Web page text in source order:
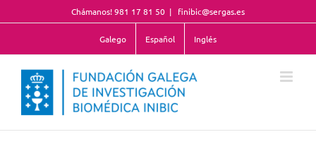
to
Chámanos! 981 17 81 50 | finibic@sergas.es
Galego Español Inglés